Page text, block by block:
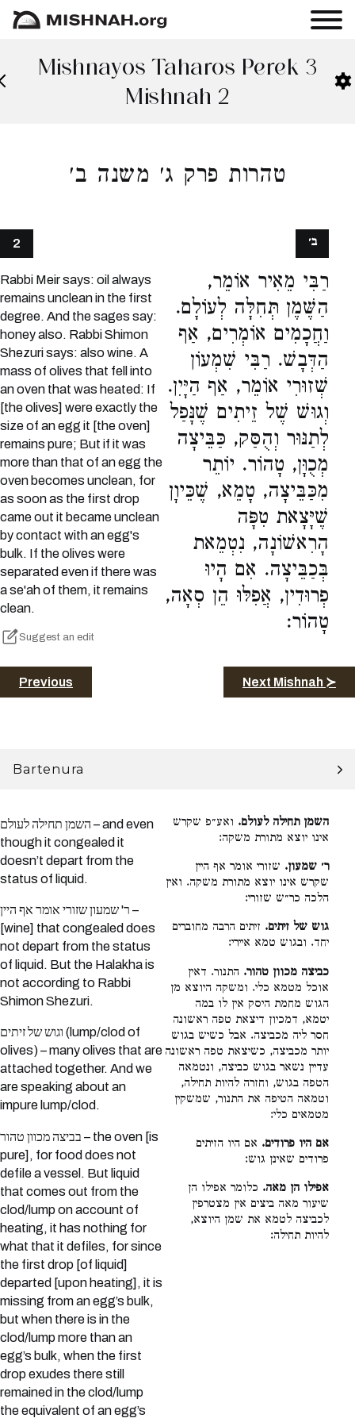
Mishnayos Taharos Perek 3
Mishnah 2
טהרות פרק ג׳ משנה ב׳
2
Rabbi Meir says: oil always
remains unclean in the first
degree. And the sages say:
honey also. Rabbi Shimon
Shezuri says: also wine. A
mass of olives that fell into
an oven that was heated: If
[the olives] were exactly the
size of an egg it [the oven]
remains pure; But if it was
more than that of an egg the
oven becomes unclean, for
as soon as the first drop
came out it became unclean
by contact with an egg's
bulk. If the olives were
separated even if there was
a se'ah of them, it remains
clean.
Suggest an edit
רַבִּי מֵאִיר אוֹמֵר,
הַשֶּׁמֶן תְּחִלָּה לְעוֹלָם.
וַחֲכָמִים אוֹמְרִים, אַף
הַדְּבָשׁ. רַבִּי שִׁמְעוֹן
שְׁזוּרִי אוֹמֵר, אַף הַיָּיִן.
וְגוּשׁ שֶׁל זֵיתִים שֶׁנָּפַל
לְתַנּוּר וְהֻסַּק, כַּבֵּיצָה
מְכֻוָּן, טָהוֹר. יוֹתֵר
מִכַּבֵּיצָה, טָמֵא, שֶׁכֵּיוָן
שֶׁיָּצָאת טִפָּה
הָרִאשׁוֹנָה, נִטְמֵאת
בְּכַבֵּיצָה. אִם הָיוּ
פְרוּדִין, אֲפִלּוּ הֵן סְאָה,
טָהוֹר:
ב׳
Previous Next Mishnah ≻
Bartenura
השמן תחילה לעולם – and even
though it congealed it
doesn’t depart from the
status of liquid.
ר' שמעון שזורי אומר אף היין –
[wine] that congealed does
not depart from the status
of liquid. But the Halakha is
not according to Rabbi
Shimon Shezuri.
וגוש של זיתים (lump/clod of
olives) – many olives that are
attached together. And we
are speaking about an
impure lump/clod.
בביצה מכוון טהור – the oven [is
pure], for food does not
defile a vessel. But liquid
that comes out from the
clod/lump on account of
heating, it has nothing for
what that it defiles, for since
the first drop [of liquid]
departed [upon heating], it is
missing from an egg’s bulk,
but when there is in the
clod/lump more than an
egg’s bulk, when the first
drop exudes there still
remained in the clod/lump
the equivalent of an egg’s
השמן תחילה לעולם. ואע״פ שקרש
אינו יוצא מתורת משקה:
ר׳ שמעון. שזורי אומר אף היין
שקרש אינו יוצא מתורת משקה. ואין
הלכה כר״ש שזורי:
גוש של זיתים. זיתים הרבה מחוברים
יחד. ובגוש טמא איירי:
כביצה מכוון טהור. התנור. דאין
אוכל מטמא כלי. ומשקה היוצא מן
הגוש מחמת היסק אין לו במה
יטמא, דמכיון דיצאת טפה ראשונה
חסר ליה מכביצה. אבל כשיש בגוש
יותר מכביצה, כשיצאת טפה ראשונה
עדיין נשאר בגוש כביצה, ונטמאה
הטפה בגוש, וחזרה להיות תחילה,
וטמאה הטיפה את התנור, שמשקין
מטמאים כלי:
אם היו פרודים. אם היו הזיתים
פרודים שאינן גוש:
אפילו הן מאה. כלומר אפילו הן
שיעור מאה ביצים אין מצטרפין
לכביצה לטמא את שמן היוצא,
להיות תחילה: